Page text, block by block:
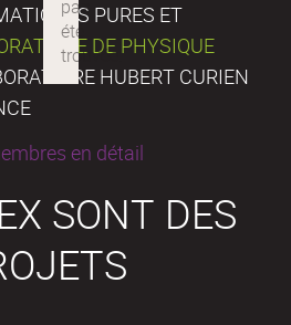
PURES ET
DE PHYSIQUE
HUBERT CURIEN
en détail
SONT DES